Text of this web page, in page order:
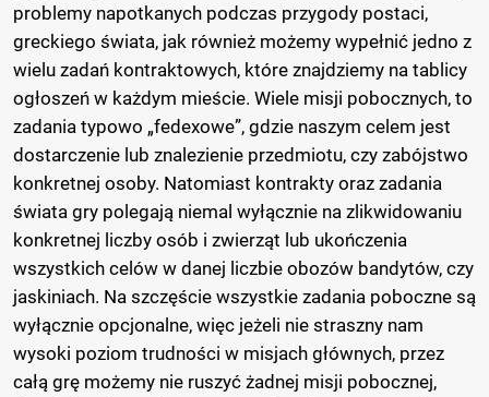
problemy napotkanych podczas przygody postaci,
greckiego świata, jak również możemy wypełnić jedno z
wielu zadań kontraktowych, które znajdziemy na tablicy
ogłoszeń w każdym mieście. Wiele misji pobocznych, to
zadania typowo „fedexowe”, gdzie naszym celem jest
dostarczenie lub znalezienie przedmiotu, czy zabójstwo
konkretnej osoby. Natomiast kontrakty oraz zadania
świata gry polegają niemal wyłącznie na zlikwidowaniu
konkretnej liczby osób i zwierząt lub ukończenia
wszystkich celów w danej liczbie obozów bandytów, czy
jaskiniach. Na szczęście wszystkie zadania poboczne są
wyłącznie opcjonalne, więc jeżeli nie straszny nam
wysoki poziom trudności w misjach głównych, przez
całą grę możemy nie ruszyć żadnej misji pobocznej,